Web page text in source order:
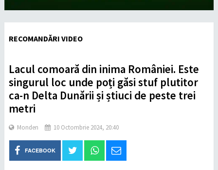
RECOMANDĂRI VIDEO
Lacul comoară din inima României. Este
singurul loc unde poți găsi stuf plutitor
ca-n Delta Dunării și știuci de peste trei
metri
Monden 10 Octombrie 2024, 20:40
FACEBOOK